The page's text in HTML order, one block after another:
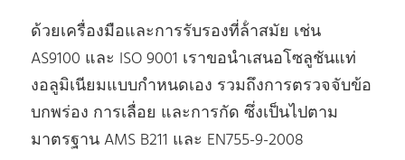
ด้วยเครื่องมือและการรับรองที่ล้ําสมัย เช่น
AS9100 และ ISO 9001 เราขอนําเสนอโซลูชันแท่
งอลูมิเนียมแบบกําหนดเอง รวมถึงการตรวจจับข้อ
บกพร่อง การเลื่อย และการกัด ซึ่งเป็นไปตาม
มาตรฐาน AMS B211 และ EN755-9-2008